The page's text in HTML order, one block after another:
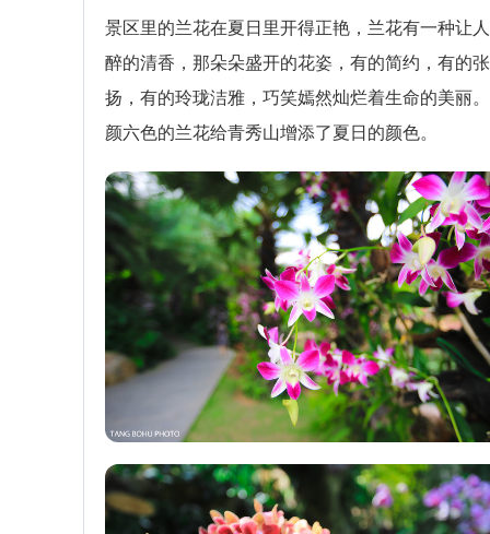
景区里的兰花在夏日里开得正艳，兰花有一种让
醉的清香，那朵朵盛开的花姿，有的简约，有的张
扬，有的玲珑洁雅，巧笑嫣然灿烂着生命的美丽
颜六色的兰花给青秀山增添了夏日的颜色。